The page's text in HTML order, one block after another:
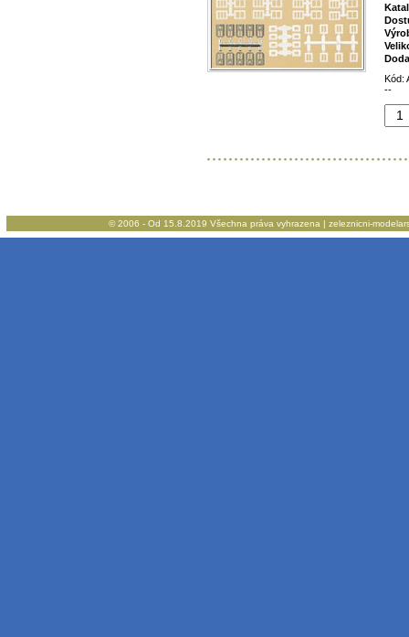
Kód:
--
© 2006 - Od 15.8.2019 Všechna práva vyhrazena | zeleznicni-